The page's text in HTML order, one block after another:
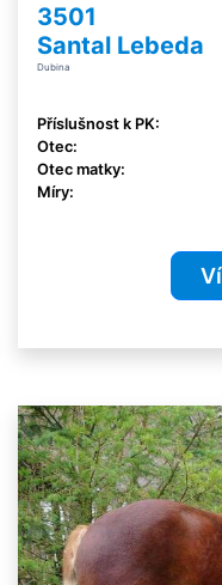
3501
Santal Lebeda
Dubina
Příslušnost k PK:
Otec:
Otec matky:
Míry: